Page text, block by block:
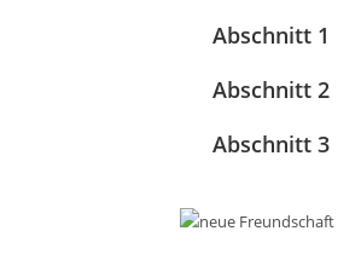
Abschnitt 1
Abschnitt 2
Abschnitt 3